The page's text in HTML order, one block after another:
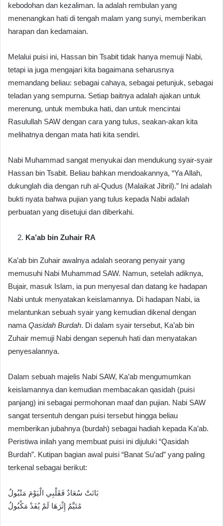
kebodohan dan kezaliman. Ia adalah rembulan yang
menenangkan hati di tengah malam yang sunyi, memberikan
harapan dan kedamaian.
Melalui puisi ini, Hassan bin Tsabit tidak hanya memuji Nabi,
tetapi ia juga mengajari kita bagaimana seharusnya
memandang beliau: sebagai cahaya, sebagai petunjuk, sebagai
teladan yang sempurna. Setiap baitnya adalah ajakan untuk
merenung, untuk membuka hati, dan untuk mencintai
Rasulullah SAW dengan cara yang tulus, seakan-akan kita
melihatnya dengan mata hati kita sendiri.
Nabi Muhammad sangat menyukai dan mendukung syair-syair
Hassan bin Tsabit. Beliau bahkan mendoakannya, “Ya Allah,
dukunglah dia dengan ruh al-Qudus (Malaikat Jibril).” Ini adalah
bukti nyata bahwa pujian yang tulus kepada Nabi adalah
perbuatan yang disetujui dan diberkahi.
Ka’ab bin Zuhair RA
Ka’ab bin Zuhair awalnya adalah seorang penyair yang
memusuhi Nabi Muhammad SAW. Namun, setelah adiknya,
Bujair, masuk Islam, ia pun menyesal dan datang ke hadapan
Nabi untuk menyatakan keislamannya. Di hadapan Nabi, ia
melantunkan sebuah syair yang kemudian dikenal dengan
nama Qasidah Burdah. Di dalam syair tersebut, Ka’ab bin
Zuhair memuji Nabi dengan sepenuh hati dan menyatakan
penyesalannya.
Dalam sebuah majelis Nabi SAW, Ka’ab mengumumkan
keislamannya dan kemudian membacakan qasidah (puisi
panjang) ini sebagai permohonan maaf dan pujian. Nabi SAW
sangat tersentuh dengan puisi tersebut hingga beliau
memberikan jubahnya (burdah) sebagai hadiah kepada Ka’ab.
Peristiwa inilah yang membuat puisi ini dijuluki “Qasidah
Burdah”. Kutipan bagian awal puisi “Banat Su’ad” yang paling
terkenal sebagai berikut:
بَانَتْ سُعَادُ فَقَلْبِي الْيَوْمَ مَتْبُولُ
مُتَيَّمٌ إِثْرَهَا لَمْ يُفَدْ مَكْبُولُ